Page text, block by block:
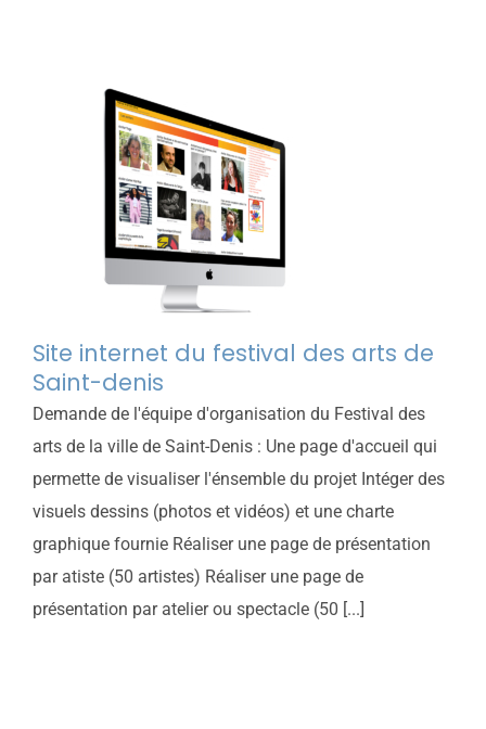
Site internet du festival des arts
de Saint-denis
Site internet du festival des arts de
Saint-denis
Demande de l'équipe d'organisation du Festival des
arts de la ville de Saint-Denis : Une page d'accueil qui
permette de visualiser l'énsemble du projet Intéger des
visuels dessins (photos et vidéos) et une charte
graphique fournie Réaliser une page de présentation
par atiste (50 artistes) Réaliser une page de
présentation par atelier ou spectacle (50 [...]